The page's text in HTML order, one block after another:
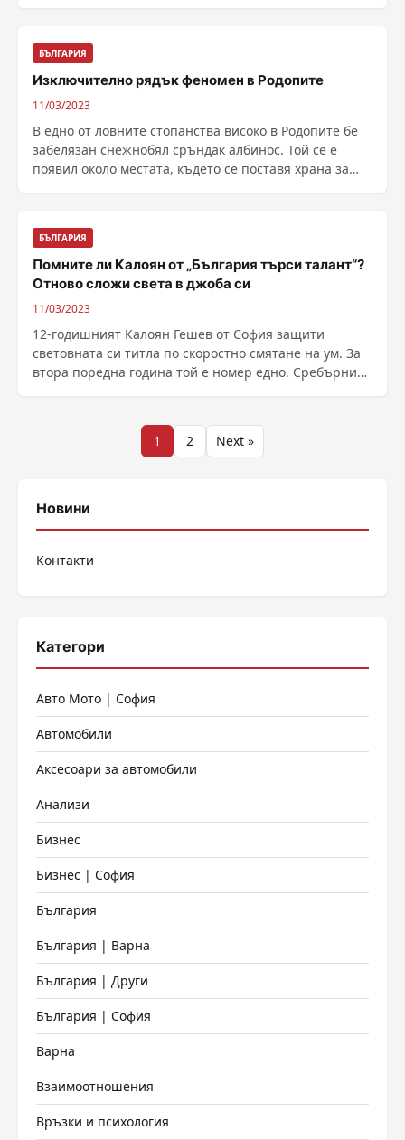
БЪЛГАРИЯ
Изключително рядък феномен в Родопите
11/03/2023
В едно от ловните стопанства високо в Родопите бе
забелязан снежнобял сръндак албинос. Той се е
появил около местата, където се поставя храна за
БЪЛГАРИЯ
Помните ли Калоян от „България търси талант“?
Отново сложи света в джоба си
11/03/2023
12-годишният Калоян Гешев от София защити
световната си титла по скоростно смятане на ум. За
втора поредна година той е номер едно. Сребърният
публикациите
1 2 Next »
Новини
Контакти
Категори
Авто Мото | София
Автомобили
Аксесоари за автомобили
Анализи
Бизнес
Бизнес | София
България
България | Варна
България | Други
България | София
Варна
Взаимоотношения
Връзки и психология